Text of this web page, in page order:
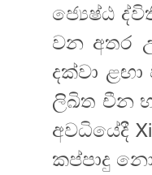
ජ්‍යෙෂ්ඨ
වන අතර
දක්වා
ලිඛිත චීන
අවධියේදී
කප්පාදු